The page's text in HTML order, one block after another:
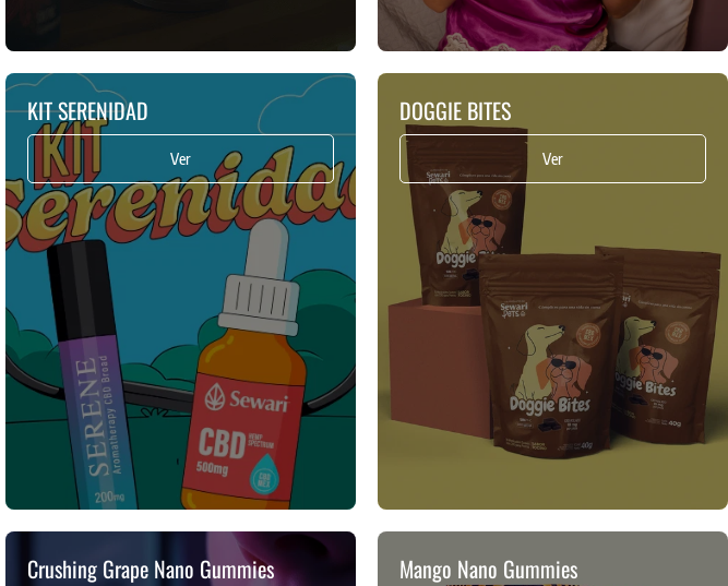
KIT SERENIDAD
Ver
DOGGIE BITES
Ver
Crushing Grape Nano Gummies Mango Nano Gummies